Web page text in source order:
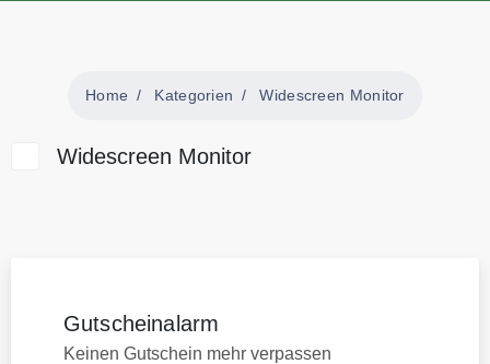
Home Kategorien Widescreen Monitor
Widescreen Monitor
Gutscheinalarm
Keinen Gutschein mehr verpassen